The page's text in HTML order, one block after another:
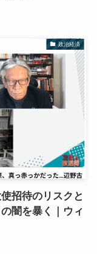
政治経済
招待のリスクと
闇を暴く｜ウィ